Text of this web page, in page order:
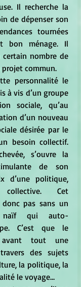
Il recherche la
de dépenser son
tournées
bon ménage. Il
nombre de
projet commun.
à vis d’un groupe
sociale, qu’au
d’un nouveau
désirée par le
besoin collectif.
s’ouvre la
de son
d’une politique,
Cet
pas sans un
naïf qui auto-
C’est que le
avant tout une
des sujets
la politique, la
le voyage…